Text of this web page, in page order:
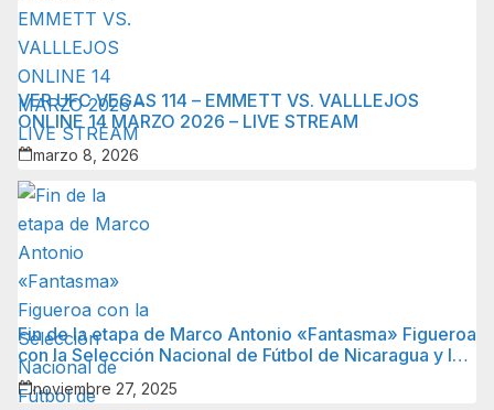
VER UFC VEGAS 114 – EMMETT VS. VALLLEJOS
ONLINE 14 MARZO 2026 – LIVE STREAM
marzo 8, 2026
Fin de la etapa de Marco Antonio «Fantasma» Figueroa
con la Selección Nacional de Fútbol de Nicaragua y lo
que sigue para él.
noviembre 27, 2025